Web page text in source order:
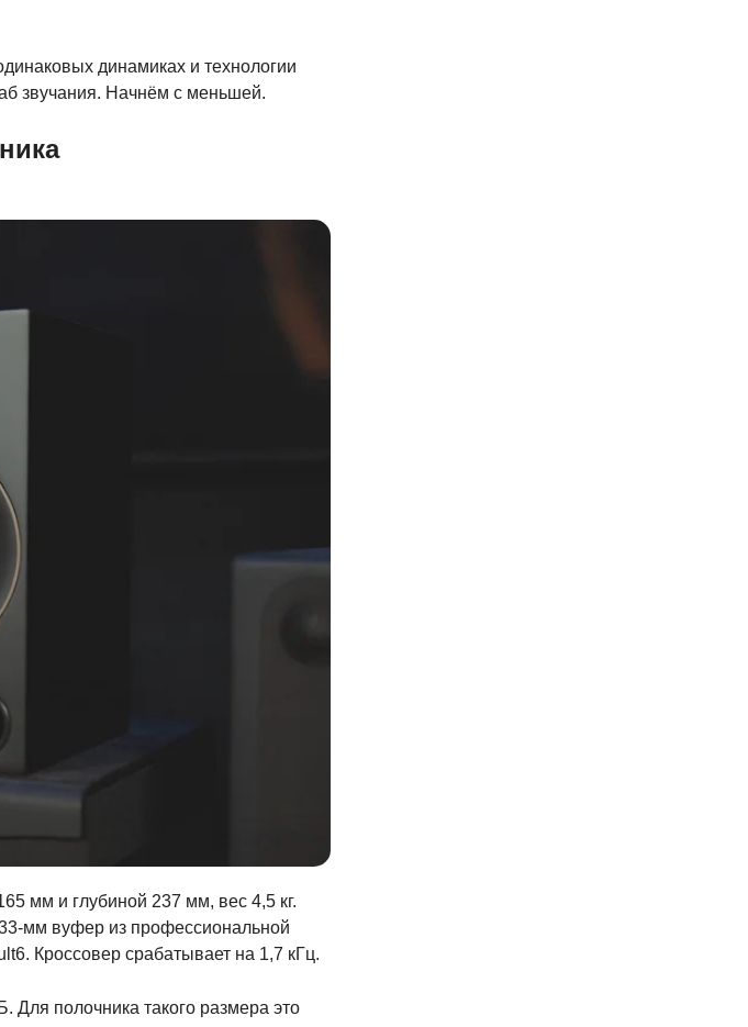
динамиках и технологии
звучания. Начнём с меньшей.
мм и глубиной 237 мм, вес 4,5 кг.
мм вуфер из профессиональной
Кроссовер срабатывает на 1,7 кГц.
Для полочника такого размера это